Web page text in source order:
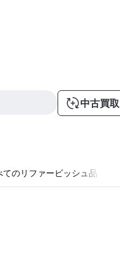
中古買取
てのリファービッシュ品